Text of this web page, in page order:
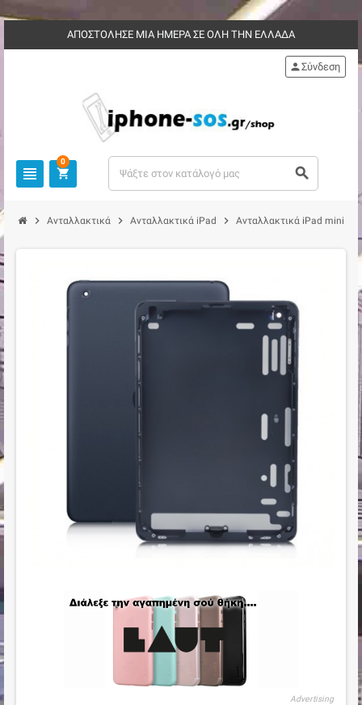
ΑΠΟΣΤΟΛΗΣΕ ΜΙΑ ΗΜΕΡΑ ΣΕ ΟΛΗ ΤΗΝ ΕΛΛΑΔΑ
view_headline
personΣύνδεση
shopping_cart
0
search
chevron_right Ανταλλακτικά chevron_right Ανταλλακτικά iPad chevron_right Ανταλλακτικά iPad mini 3
Advertising